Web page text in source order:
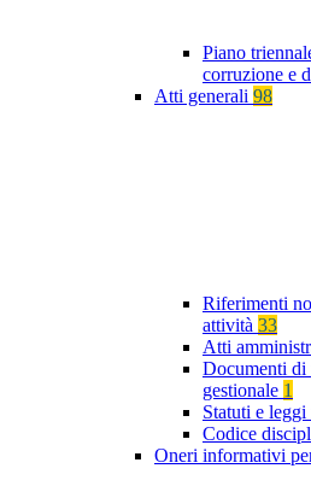
Piano
corruzione e
Atti generali 98
Riferimenti
attività 33
Atti
Documenti di
gestionale 1
Statuti e
Codice
Oneri informativi